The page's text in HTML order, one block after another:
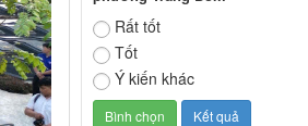
Rất tốt
Tốt
Ý kiến khác